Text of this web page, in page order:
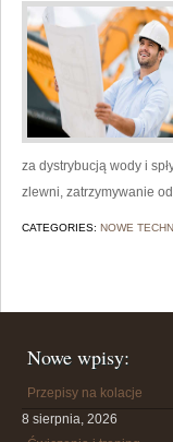
za dystrybucją wody i
zlewni, zatrzymywanie
CATEGORIES: NOWE
Nowe wpisy:
Przepisy na kolacje
8 sierpnia, 2026